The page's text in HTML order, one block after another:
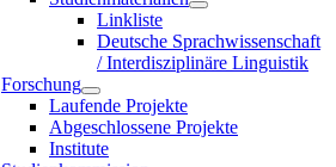
Linkliste
Deutsche Sprachwissenschaft
/ Interdisziplinäre Linguistik
Forschung
Laufende Projekte
Abgeschlossene Projekte
Institute